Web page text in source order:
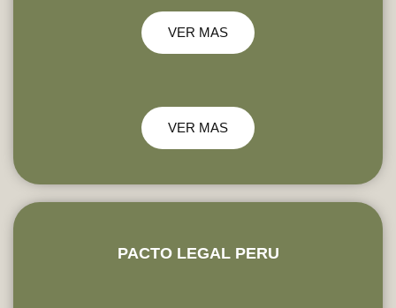
VER MAS
VER MAS
PACTO LEGAL PERU